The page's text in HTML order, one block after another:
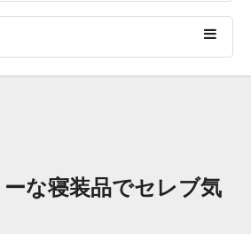
な寝装品でセレブ気